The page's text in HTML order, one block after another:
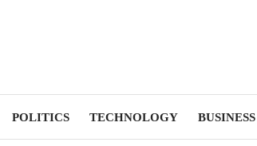
POLITICS TECHNOLOGY BUSINESS